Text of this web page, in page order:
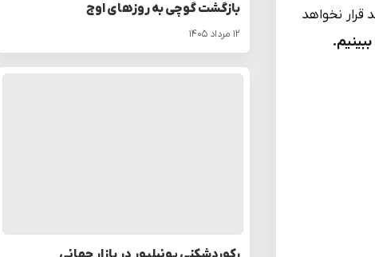
نخواهد
.
بازگشت گوچی به روزهای اوج
۱۲ مرداد ۱۴۰۵